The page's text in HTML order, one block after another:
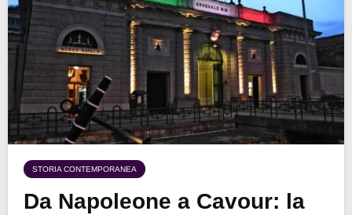
STORIA CONTEMPORANEA
Da Napoleone a Cavour: la